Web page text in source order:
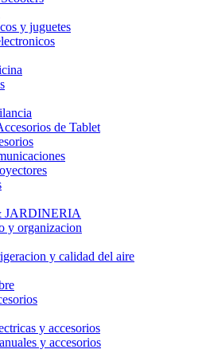
y juguetes
de Tablet
JARDINERIA
y organizacion
y calidad del aire
y accesorios
y accesorios